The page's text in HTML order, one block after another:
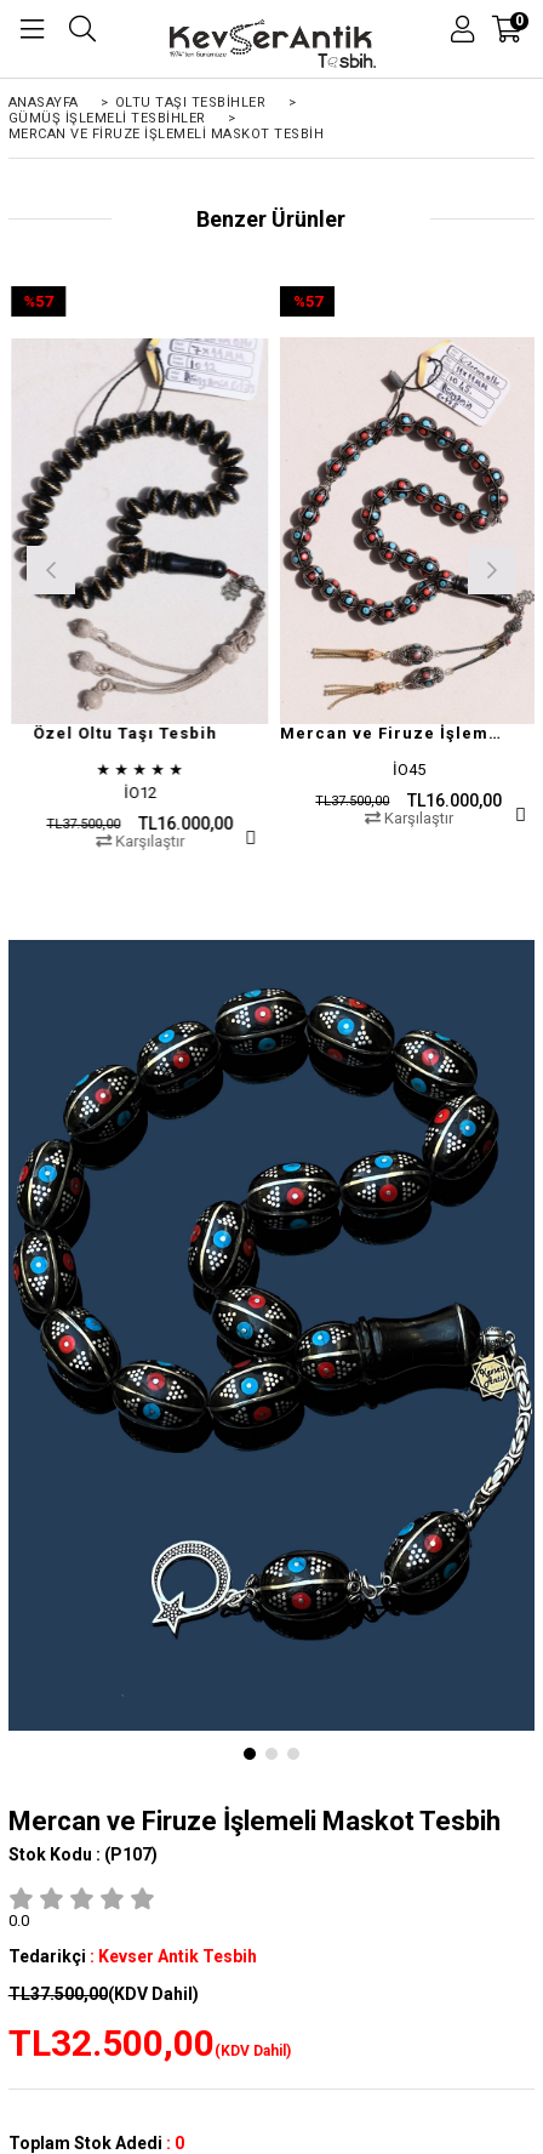
0
ANASAYFA > OLTU TAŞI TESBİHLER
>
GÜMÜŞ İŞLEMELİ TESBİHLER
>
MERCAN VE FIRUZE İŞLEMELI MASKOT TESBIH
Benzer Ürünler
Özel Oltu Taşı Tesbih
★ ★ ★ ★ ★
İO12
TL16.000,00
TL37.500,00
%57
Karşılaştır
Mercan ve Firuze İşlemeli Oltu Taşı
İO45
TL16.000,00
TL37.500,00
%57
Karşılaştır
Mercan ve Firuze İşlemeli Maskot Tesbih
Stok Kodu : (P107)
0.0
Tedarikçi : Kevser Antik Tesbih
TL37.500,00(KDV Dahil)
TL32.500,00(KDV Dahil)
Toplam Stok Adedi : 0